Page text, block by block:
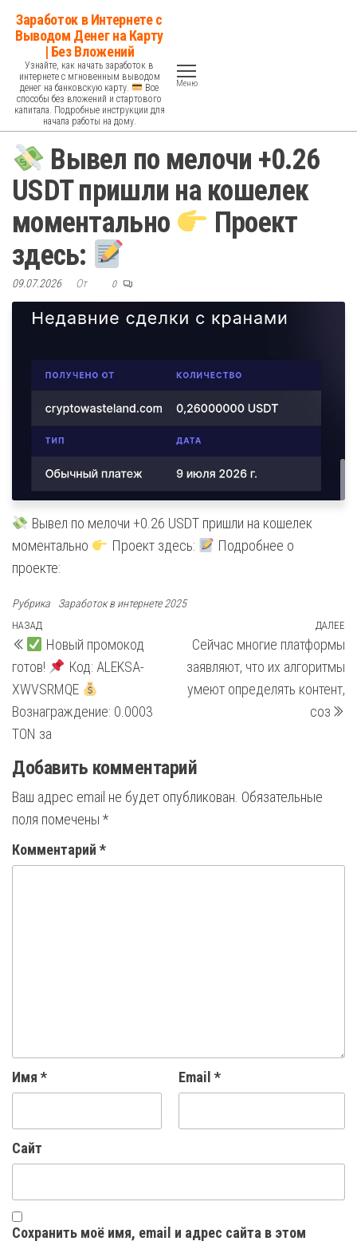
Перейти
содержимому
Заработок в Интернете с
Выводом Денег на Карту
| Без Вложений
Узнайте, как начать заработок в
интернете с мгновенным выводом
денег на банковскую карту.
Все
способы без вложений и стартового
капитала. Подробные инструкции для
начала работы на дому.
Меню
Вывел по мелочи +0.26
USDT пришли на кошелек
моментально
Проект
здесь:
09.07.2026 От 0
Вывел по мелочи +0.26 USDT пришли на кошелек
моментально
Проект здесь:
Подробнее о
проекте:
Рубрика Заработок в интернете 2025
Навигация
по
записям
Предыдущая
запись
НАЗАД
Новый промокод
готов!
Код: ALEKSA-
XWVSRMQE
Вознаграждение: 0.0003
TON за
ДАЛЕЕ
Сейчас многие платформы
заявляют, что их алгоритмы
умеют определять контент,
соз
Добавить комментарий
Ваш адрес email не будет опубликован. Обязательные
поля помечены *
Комментарий *
Имя * Email *
Сайт
Сохранить моё имя, email и адрес сайта в этом